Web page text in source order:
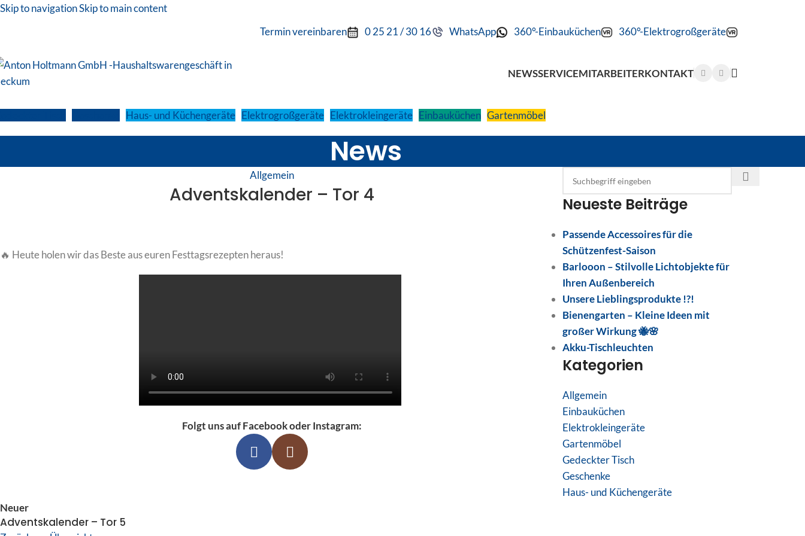
Skip to navigationSkip to main content
Termin vereinbaren
0 25 21 / 30 16 WhatsApp 360°-Einbauküchen 360°-Elektrogroßgeräte
NEWSSERVICEMITARBEITERKONTAKT
Haus- und Küchengeräte Elektrogroßgeräte Elektrokleingeräte Einbauküchen Gartenmöbel
News
Allgemein
Adventskalender – Tor 4
🔥 Heute holen wir das Beste aus euren Festtagsrezepten heraus!
Folgt uns auf Facebook oder Instagram:
Neuer
Adventskalender – Tor 5
Neueste Beiträge
Passende Accessoires für die
Schützenfest-Saison
Barlooon – Stilvolle Lichtobjekte für
Ihren Außenbereich
Unsere Lieblingsprodukte !?!
Bienengarten – Kleine Ideen mit
großer Wirkung 🐝🌸
Akku-Tischleuchten
Kategorien
Allgemein
Einbauküchen
Elektrokleingeräte
Gartenmöbel
Gedeckter Tisch
Geschenke
Haus- und Küchengeräte